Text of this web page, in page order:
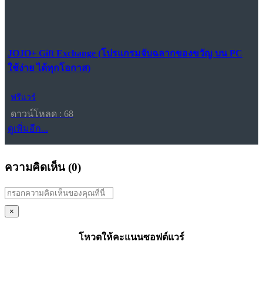
JOJO+ Gift Exchange (โปรแกรมจับฉลากของขวัญ บน PC
ใช้ง่าย ได้ทุกโอกาส)
ฟรีแวร์
ดาวน์โหลด : 68
ดูเพิ่มอีก...
ความคิดเห็น (0)
×
โหวตให้คะแนนซอฟต์แวร์